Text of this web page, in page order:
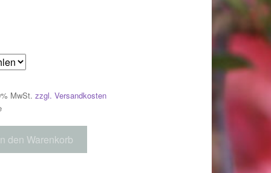
MwSt. zzgl. Versandkosten
den Warenkorb